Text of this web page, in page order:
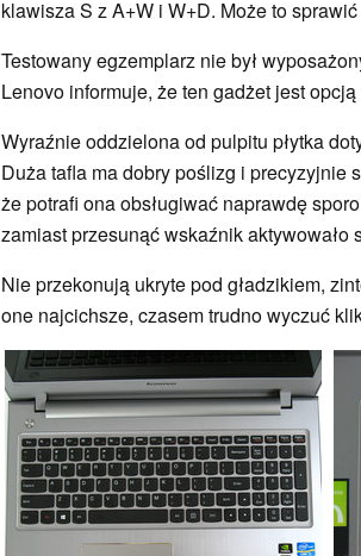
klawisza S z A+W i W+D. Może to
Testowany egzemplarz nie był
Lenovo informuje, że ten gadżet jest
Wyraźnie oddzielona od pulpitu płytka
Duża tafla ma dobry poślizg i precyzyjnie
że potrafi ona obsługiwać naprawdę
zamiast przesunąć wskaźnik aktywowało
Nie przekonują ukryte pod gładzikiem,
one najcichsze, czasem trudno wyczuć